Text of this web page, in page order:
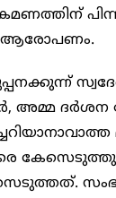
ആരോപണം.
അമ്മ